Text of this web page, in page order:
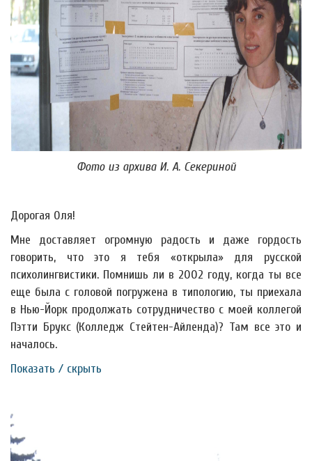
Фото из архива И. А. Секериной
Дорогая Оля!
Мне доставляет огромную радость и даже гордость
говорить, что это я тебя «открыла» для русской
психолингвистики. Помнишь ли в 2002 году, когда ты все
еще была с головой погружена в типологию, ты приехала
в Нью-Йорк продолжать сотрудничество с моей коллегой
Пэтти Брукс (Колледж Стейтен-Айленда)? Там все это и
началось.
Показать / скрыть